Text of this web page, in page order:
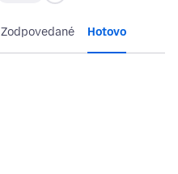
Zodpovedané Hotovo